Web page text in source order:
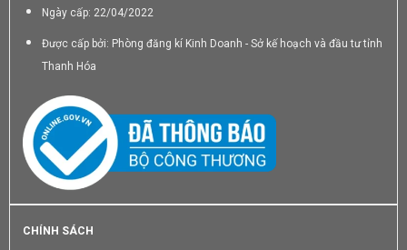
Ngày cấp: 22/04/2022
Được cấp bởi: Phòng đăng kí Kinh Doanh - Sở kế hoạch và đầu tư tỉnh
Thanh Hóa
CHÍNH SÁCH